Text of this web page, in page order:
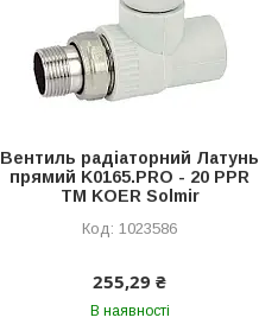
Вентиль радіаторний Латунь
прямий K0165.PRO - 20 PPR
ТМ KOER Solmir
1023586
255,29 ₴
В наявності